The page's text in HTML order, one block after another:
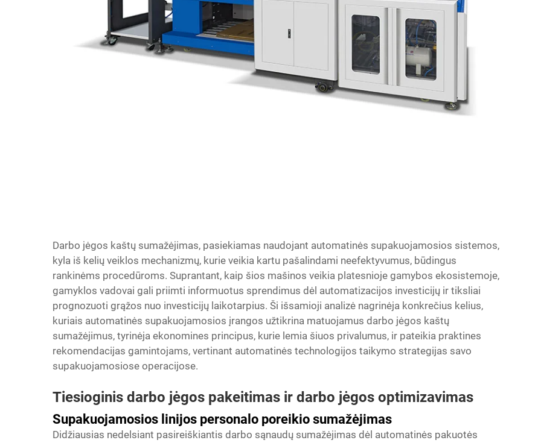
Darbo jėgos kaštų sumažėjimas, pasiekiamas naudojant automatinės supakuojamosios sistemos,
kyla iš kelių veiklos mechanizmų, kurie veikia kartu pašalindami neefektyvumus, būdingus
rankinėms procedūroms. Suprantant, kaip šios mašinos veikia platesnioje gamybos ekosistemoje,
gamyklos vadovai gali priimti informuotus sprendimus dėl automatizacijos investicijų ir tiksliai
prognozuoti grąžos nuo investicijų laikotarpius. Ši išsamioji analizė nagrinėja konkrečius kelius,
kuriais automatinės supakuojamosios įrangos užtikrina matuojamus darbo jėgos kaštų
sumažėjimus, tyrinėja ekonomines principus, kurie lemia šiuos privalumus, ir pateikia praktines
rekomendacijas gamintojams, vertinant automatinės technologijos taikymo strategijas savo
supakuojamosiose operacijose.
Tiesioginis darbo jėgos pakeitimas ir darbo jėgos optimizavimas
Supakuojamosios linijos personalo poreikio sumažėjimas
Didžiausias nedelsiant pasireiškiantis darbo sąnaudų sumažėjimas dėl automatinės pakuotės